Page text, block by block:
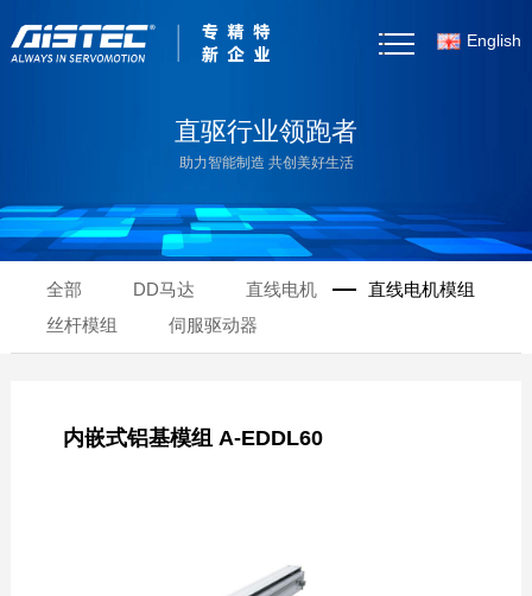
English
产品中心
客户案例
新闻资讯
直驱行业领跑者
助力智能制造 共创美好生活
全部 DD马达 直线电机
直线电机模组
丝杆模组
伺服驱动器
内嵌式铝基模组 A-EDDL60